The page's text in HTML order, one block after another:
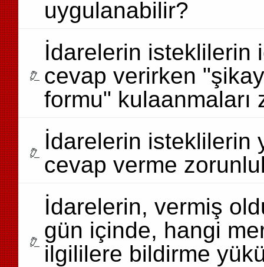
uygulanabilir?
İdarelerin isteklilerin
cevap verirken
formu" kulaanmaları
İdarelerin isteklilerin
cevap verme
İdarelerin, vermiş
gün içinde, hangi
ilgililere bildirme